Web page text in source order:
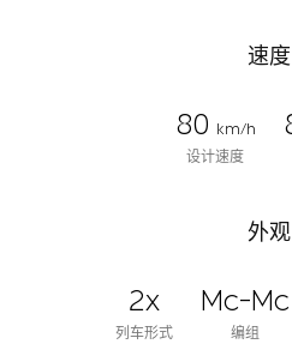
速度
80
km/h
设计速度
外观
2x
列车形式
Mc-Mc
编组